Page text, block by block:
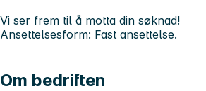
Vi ser frem til å motta din søknad!
Ansettelsesform: Fast ansettelse.
Om bedriften